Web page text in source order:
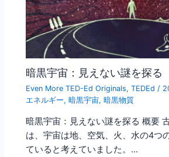
暗黒宇宙：見えない謎を探る
Even More TED-Ed Originals,TEDEd /
エネルギー,暗黒宇宙,暗黒物質
暗黒宇宙：見えない謎を探る 概要
は、宇宙は地、空気、火、水の4つ
ていると考えていました。…